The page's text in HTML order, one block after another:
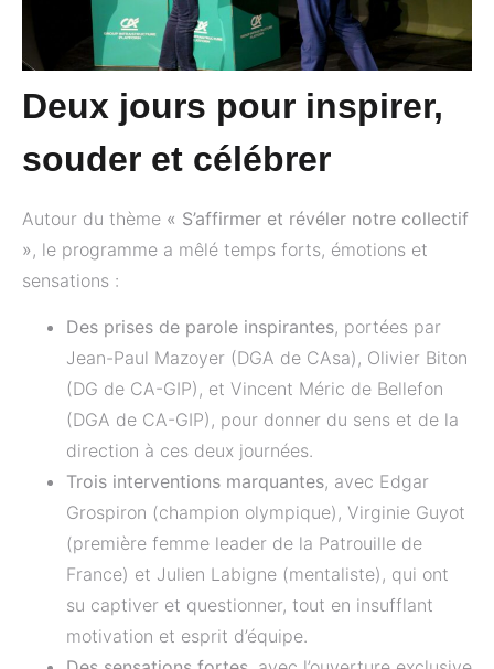
Deux jours pour inspirer,
souder et célébrer
Autour du thème « S’affirmer et révéler notre collectif
», le programme a mêlé temps forts, émotions et
sensations :
Des prises de parole inspirantes, portées par
Jean-Paul Mazoyer (DGA de CAsa), Olivier Biton
(DG de CA-GIP), et Vincent Méric de Bellefon
(DGA de CA-GIP), pour donner du sens et de la
direction à ces deux journées.
Trois interventions marquantes, avec Edgar
Grospiron (champion olympique), Virginie Guyot
(première femme leader de la Patrouille de
France) et Julien Labigne (mentaliste), qui ont
su captiver et questionner, tout en insufflant
motivation et esprit d’équipe.